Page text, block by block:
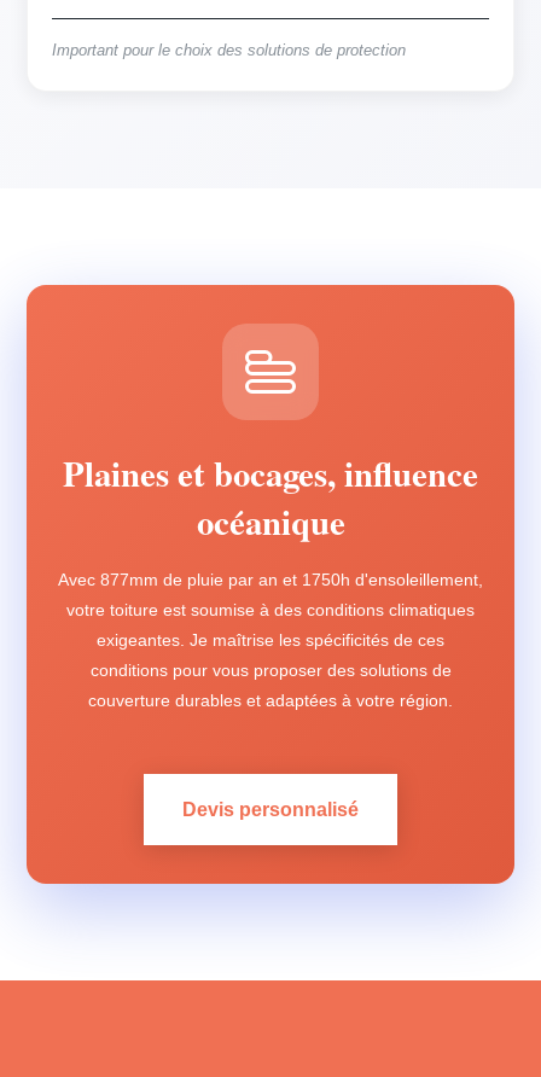
Important pour le choix des solutions de protection
Plaines et bocages, influence
océanique
Avec 877mm de pluie par an et 1750h d'ensoleillement,
votre toiture est soumise à des conditions climatiques
exigeantes. Je maîtrise les spécificités de ces
conditions pour vous proposer des solutions de
couverture durables et adaptées à votre région.
Devis personnalisé